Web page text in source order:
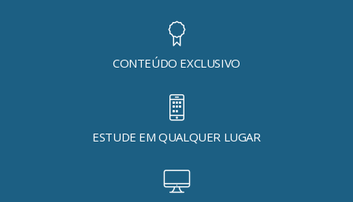
CONTEÚDO EXCLUSIVO
ESTUDE EM QUALQUER LUGAR